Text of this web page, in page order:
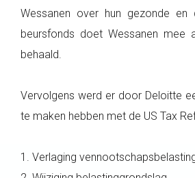
Wessanen over hun gezonde
beursfonds doet Wessanen mee
behaald.
Vervolgens werd er door Deloitte
te maken hebben met de US Tax
1. Verlaging